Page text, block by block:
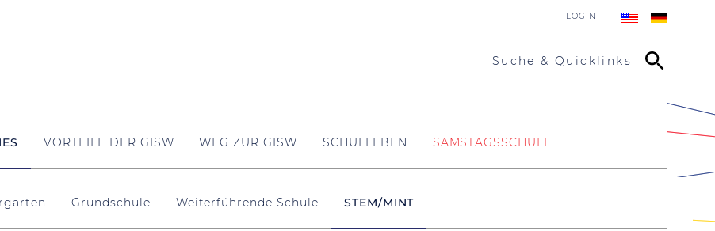
LOGIN
Suche & Quicklinks
VORTEILE DER GISW WEG ZUR GISW SCHULLEBEN SAMSTAGSSCHULE
Grundschule Weiterführende Schule STEM/MINT